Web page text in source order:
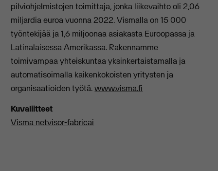
pilviohjelmistojen toimittaja, jonka liikevaihto oli 2,06
miljardia euroa vuonna 2022. Vismalla on 15 000
työntekijää ja 1,6 miljoonaa asiakasta Euroopassa ja
Latinalaisessa Amerikassa. Rakennamme
toimivampaa yhteiskuntaa yksinkertaistamalla ja
automatisoimalla kaikenkokoisten yritysten ja
organisaatioiden työtä.www.visma.fi
Kuvaliitteet
Visma netvisor-fabricai